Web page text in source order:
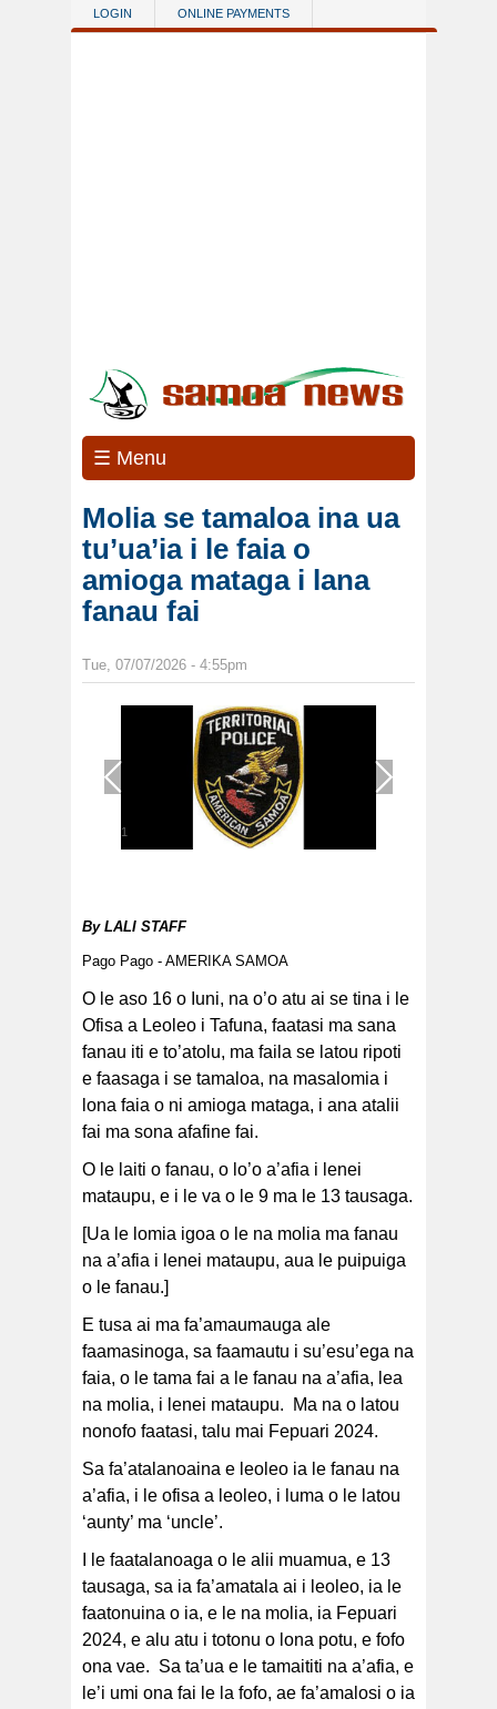
Skip to main content
LOGIN ONLINE PAYMENTS
☰ Menu
Molia se tamaloa ina ua
tu’ua’ia i le faia o
amioga mataga i lana
fanau fai
Tue, 07/07/2026 - 4:55pm
1
By LALI STAFF
Pago Pago - AMERIKA SAMOA
O le aso 16 o Iuni, na o’o atu ai se tina i le
Ofisa a Leoleo i Tafuna, faatasi ma sana
fanau iti e to’atolu, ma faila se latou ripoti
e faasaga i se tamaloa, na masalomia i
lona faia o ni amioga mataga, i ana atalii
fai ma sona afafine fai.
O le laiti o fanau, o lo’o a’afia i lenei
mataupu, e i le va o le 9 ma le 13 tausaga.
[Ua le lomia igoa o le na molia ma fanau
na a’afia i lenei mataupu, aua le puipuiga
o le fanau.]
E tusa ai ma fa’amaumauga ale
faamasinoga, sa faamautu i su’esu’ega na
faia, o le tama fai a le fanau na a’afia, lea
na molia, i lenei mataupu. Ma na o latou
nonofo faatasi, talu mai Fepuari 2024.
Sa fa’atalanoaina e leoleo ia le fanau na
a’afia, i le ofisa a leoleo, i luma o le latou
‘aunty’ ma ‘uncle’.
I le faatalanoaga o le alii muamua, e 13
tausaga, sa ia fa’amatala ai i leoleo, ia le
faatonuina o ia, e le na molia, ia Fepuari
2024, e alu atu i totonu o lona potu, e fofo
ona vae. Sa ta’ua e le tamaititi na a’afia, e
le’i umi ona fai le la fofo, ae fa’amalosi o ia